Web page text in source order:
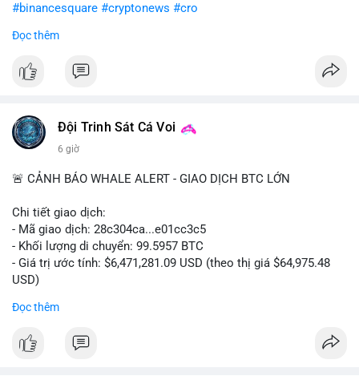
#binancesquare #cryptonews #cro
$cro
#vlikevn #titanbot
Đọc thêm
Đội Trinh Sát Cá Voi
6 giờ
🚨 CẢNH BÁO WHALE ALERT - GIAO DỊCH BTC LỚN
Chi tiết giao dịch:
- Mã giao dịch: 28c304ca...e01cc3c5
- Khối lượng di chuyển: 99.5957 BTC
- Giá trị ước tính: $6,471,281.09 USD (theo thị giá $64,975.48
USD)
giá hơn 6.47 triệu USD, cho thấy dấu hiệu chuyển tiền quy mô
Đọc thêm